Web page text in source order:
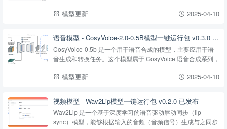
M300 特别适用于需要自定义情感、语调和...
模型更新 2025-04-10
语音模型 - ‌CosyVoice-2.0-0.5B模型一键运行包 v0.3.0 已发布
CosyVoice-0.5b 是一个用于语音合成的模型，主要应用于语
音生成和转换任务。这个模型属于 CosyVoice 语音合成系列，
别适用于需要自定义情感、语调和发音特征...
模型更新 2025-04-10
视频模型 - ‌Wav2Lip模型一键运行包 v0.2.0 已发布
Wav2Lip 是一个基于深度学习的语音驱动唇动同步（lip-
sync）模型，能够根据输入的音频（音频信号）生成与之同步